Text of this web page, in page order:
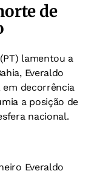
de
lamentou a
Everaldo
em decorrência
a posição de
nacional.
Everaldo